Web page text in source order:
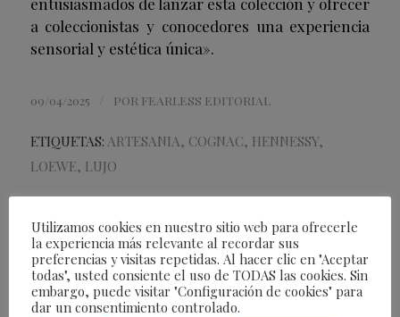
a coleccionistas y conocedores una experiencia
sensorial y estética única».
09/04/2025 POR FEARLESS EDITORIAL
ETIQUETAS: ARTESANIA, COGNAC, HENNESSY,
LOEWE, LUJO
Utilizamos cookies en nuestro sitio web para ofrecerle
la experiencia más relevante al recordar sus
preferencias y visitas repetidas. Al hacer clic en "Aceptar
todas", usted consiente el uso de TODAS las cookies. Sin
embargo, puede visitar "Configuración de cookies" para
dar un consentimiento controlado.